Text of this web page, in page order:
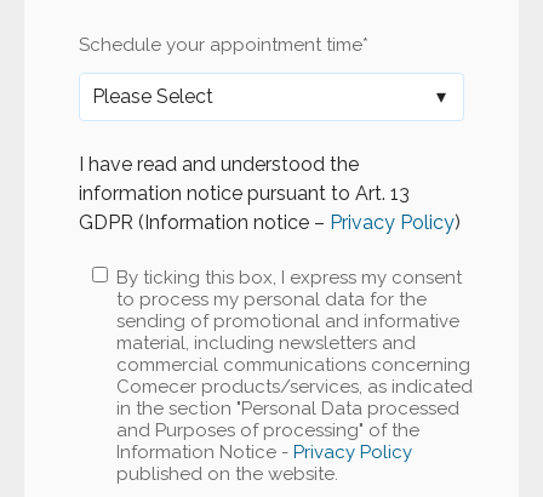
Schedule your appointment time*
I have read and understood the
information notice pursuant to Art. 13
GDPR (Information notice – Privacy Policy)
By ticking this box, I express my consent
to process my personal data for the
sending of promotional and informative
material, including newsletters and
commercial communications concerning
Comecer products/services, as indicated
in the section "Personal Data processed
and Purposes of processing" of the
Information Notice -Privacy Policy
published on the website.